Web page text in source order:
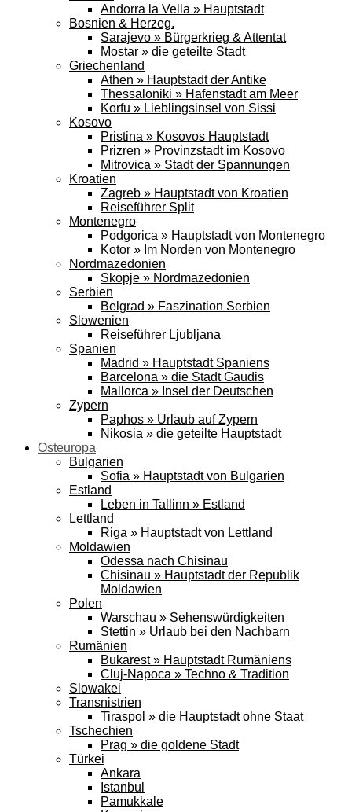
Andorra la Vella » Hauptstadt
Bosnien & Herzeg.
Sarajevo » Bürgerkrieg & Attentat
Mostar » die geteilte Stadt
Griechenland
Athen » Hauptstadt der Antike
Thessaloniki » Hafenstadt am Meer
Korfu » Lieblingsinsel von Sissi
Kosovo
Pristina » Kosovos Hauptstadt
Prizren » Provinzstadt im Kosovo
Mitrovica » Stadt der Spannungen
Kroatien
Zagreb » Hauptstadt von Kroatien
Reiseführer Split
Montenegro
Podgorica » Hauptstadt von Montenegro
Kotor » Im Norden von Montenegro
Nordmazedonien
Skopje » Nordmazedonien
Serbien
Belgrad » Faszination Serbien
Slowenien
Reiseführer Ljubljana
Spanien
Madrid » Hauptstadt Spaniens
Barcelona » die Stadt Gaudis
Mallorca » Insel der Deutschen
Zypern
Paphos » Urlaub auf Zypern
Nikosia » die geteilte Hauptstadt
Osteuropa
Bulgarien
Sofia » Hauptstadt von Bulgarien
Estland
Leben in Tallinn » Estland
Lettland
Riga » Hauptstadt von Lettland
Moldawien
Odessa nach Chisinau
Chisinau » Hauptstadt der Republik
Moldawien
Polen
Warschau » Sehenswürdigkeiten
Stettin » Urlaub bei den Nachbarn
Rumänien
Bukarest » Hauptstadt Rumäniens
Cluj-Napoca » Techno & Tradition
Slowakei
Transnistrien
Tiraspol » die Hauptstadt ohne Staat
Tschechien
Prag » die goldene Stadt
Türkei
Ankara
Istanbul
Pamukkale